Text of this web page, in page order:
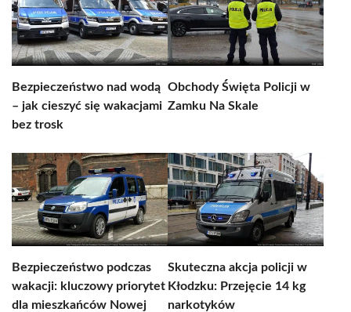
Bezpieczeństwo nad wodą
– jak cieszyć się wakacjami
bez trosk
Obchody Święta Policji w
Zamku Na Skale
Bezpieczeństwo podczas
wakacji: kluczowy priorytet
dla mieszkańców Nowej
Skuteczna akcja policji w
Kłodzku: Przejęcie 14 kg
narkotyków